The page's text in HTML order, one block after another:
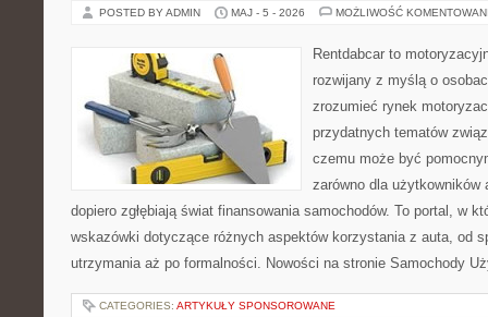
POSTED BY ADMIN MAJ - 5 - 2026 MOŻLIWOŚĆ
Rentdabcar to
rozwijany z myślą o
zrozumieć rynek
przydatnych tematów
czemu może być
zarówno dla
dopiero zgłębiają świat finansowania samochodów. To portal, w
wskazówki dotyczące różnych aspektów korzystania z auta, od
utrzymania aż po formalności. Nowości na stronie Samochody
CATEGORIES: ARTYKUŁY SPONSOROWANE